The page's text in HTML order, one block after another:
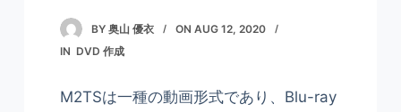
BY 奥山 優衣 ON AUG 12, 2020
IN DVD 作成
M2TSは一種の動画形式であり、Blu-ray